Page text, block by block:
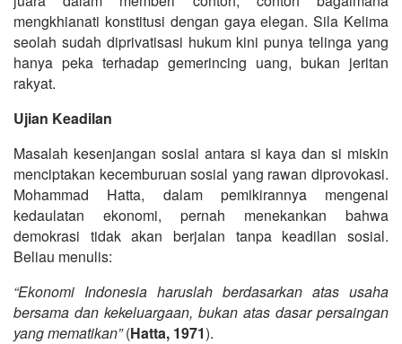
mengkhianati konstitusi dengan gaya elegan. Sila Kelima
seolah sudah diprivatisasi hukum kini punya telinga yang
hanya peka terhadap gemerincing uang, bukan jeritan
rakyat.
Ujian Keadilan
Masalah kesenjangan sosial antara si kaya dan si miskin
menciptakan kecemburuan sosial yang rawan diprovokasi.
Mohammad Hatta, dalam pemikirannya mengenai
kedaulatan ekonomi, pernah menekankan bahwa
demokrasi tidak akan berjalan tanpa keadilan sosial.
Beliau menulis:
“Ekonomi Indonesia haruslah berdasarkan atas usaha
bersama dan kekeluargaan, bukan atas dasar persaingan
yang mematikan”(Hatta, 1971).